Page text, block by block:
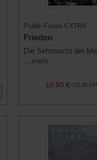
Publik-Forum EXTRA
Frieden
Die Sehnsucht der
... mehr
13.00
/
10.50 €